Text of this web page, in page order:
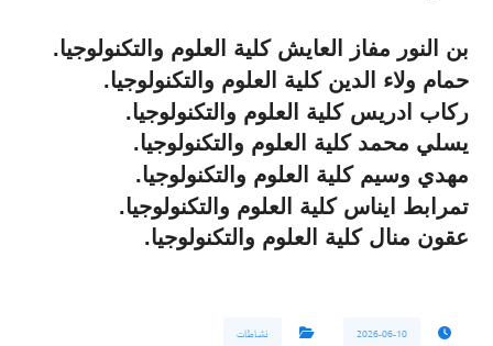
بن النور مفاز العايش كلية العلوم والتكنولوجيا.
حمام ولاء الدين كلية العلوم والتكنولوجيا.
ركاب ادريس كلية العلوم والتكنولوجيا.
يسلي محمد كلية العلوم والتكنولوجيا.
مهدي وسيم كلية العلوم والتكنولوجيا.
تمرابط ايناس كلية العلوم والتكنولوجيا.
عقون منال كلية العلوم والتكنولوجيا.
2026-06-10 نشاطات